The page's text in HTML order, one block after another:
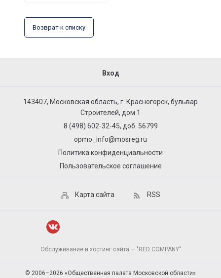
Возврат к списку
Вход
143407, Московская область, г. Красногорск, бульвар
Строителей, дом 1
8 (498) 602-32-45, доб. 56799
opmo_info@mosreg.ru
Политика конфиденциальности
Пользовательское соглашение
Карта сайта RSS
Обслуживание и хостинг сайта — "RED COMPANY"
© 2006–2026 «Общественная палата Московской области»